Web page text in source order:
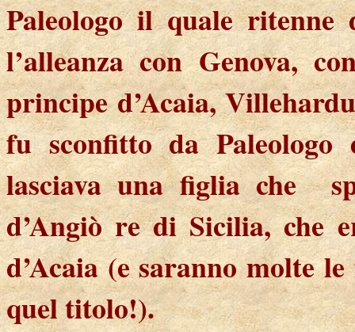
Paleologo il quale
l’alleanza con Genova,
principe d’Acaia,
fu sconfitto da
lasciava una figlia che
d’Angiò re di Sicilia, che
d’Acaia (e saranno molte
quel titolo!).